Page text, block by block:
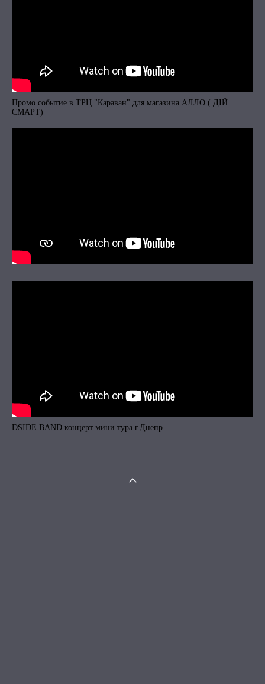
Промо событие в ТРЦ "Караван" для магазина АЛЛО ( ДІЙ
СМАРТ)
DSIDE BAND концерт мини тура г.Днепр